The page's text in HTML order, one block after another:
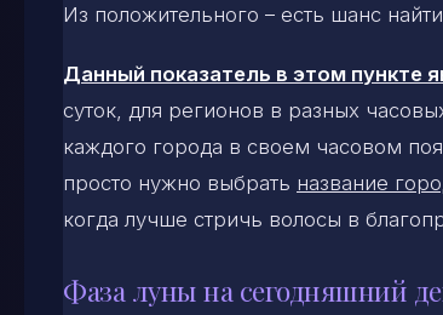
Из положительного – есть шанс
Данный показатель в этом пункте
суток, для регионов в разных
каждого города в своем часовом
просто нужно выбрать название
когда лучше стричь волосы в
Фаза луны на сегодняшний